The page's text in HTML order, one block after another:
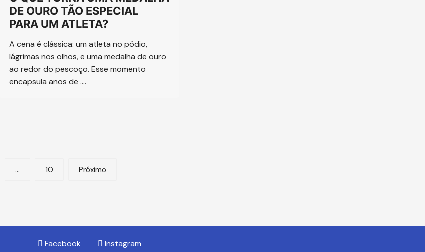
DE OURO TÃO ESPECIAL
PARA UM ATLETA?
A cena é clássica: um atleta no pódio,
lágrimas nos olhos, e uma medalha de ouro
ao redor do pescoço. Esse momento
encapsula anos de ….
… 10 Próximo
Facebook Instagram